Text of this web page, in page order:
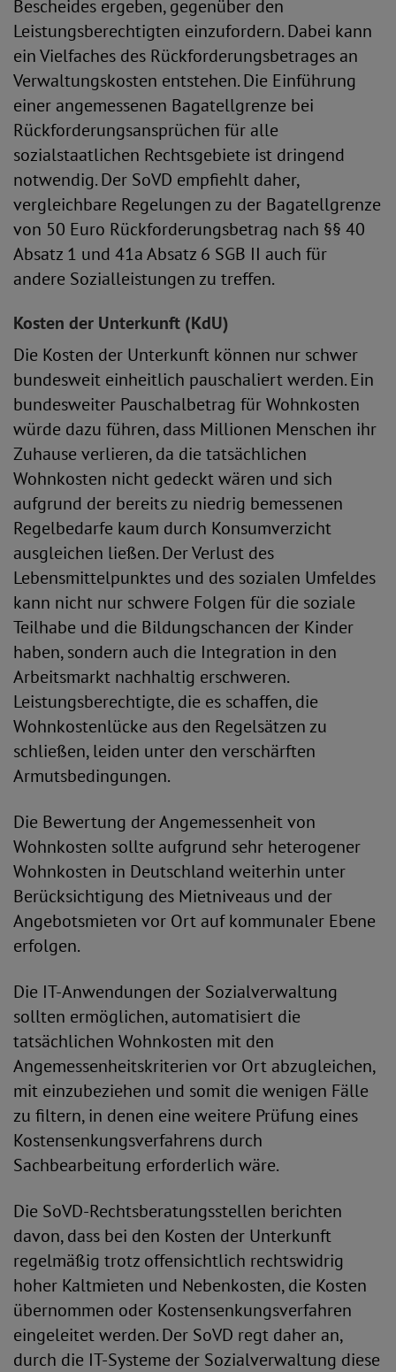
Bescheides ergeben, gegenüber den
Leistungsberechtigten einzufordern. Dabei kann
ein Vielfaches des Rückforderungsbetrages an
Verwaltungskosten entstehen. Die Einführung
einer angemessenen Bagatellgrenze bei
Rückforderungsansprüchen für alle
sozialstaatlichen Rechtsgebiete ist dringend
notwendig. Der SoVD empfiehlt daher,
vergleichbare Regelungen zu der Bagatellgrenze
von 50 Euro Rückforderungsbetrag nach §§ 40
Absatz 1 und 41a Absatz 6 SGB II auch für
andere Sozialleistungen zu treffen.
Kosten der Unterkunft (KdU)
Die Kosten der Unterkunft können nur schwer
bundesweit einheitlich pauschaliert werden. Ein
bundesweiter Pauschalbetrag für Wohnkosten
würde dazu führen, dass Millionen Menschen ihr
Zuhause verlieren, da die tatsächlichen
Wohnkosten nicht gedeckt wären und sich
aufgrund der bereits zu niedrig bemessenen
Regelbedarfe kaum durch Konsumverzicht
ausgleichen ließen. Der Verlust des
Lebensmittelpunktes und des sozialen Umfeldes
kann nicht nur schwere Folgen für die soziale
Teilhabe und die Bildungschancen der Kinder
haben, sondern auch die Integration in den
Arbeitsmarkt nachhaltig erschweren.
Leistungsberechtigte, die es schaffen, die
Wohnkostenlücke aus den Regelsätzen zu
schließen, leiden unter den verschärften
Armutsbedingungen.
Die Bewertung der Angemessenheit von
Wohnkosten sollte aufgrund sehr heterogener
Wohnkosten in Deutschland weiterhin unter
Berücksichtigung des Mietniveaus und der
Angebotsmieten vor Ort auf kommunaler Ebene
erfolgen.
Die IT-Anwendungen der Sozialverwaltung
sollten ermöglichen, automatisiert die
tatsächlichen Wohnkosten mit den
Angemessenheitskriterien vor Ort abzugleichen,
mit einzubeziehen und somit die wenigen Fälle
zu filtern, in denen eine weitere Prüfung eines
Kostensenkungsverfahrens durch
Sachbearbeitung erforderlich wäre.
Die SoVD-Rechtsberatungsstellen berichten
davon, dass bei den Kosten der Unterkunft
regelmäßig trotz offensichtlich rechtswidrig
hoher Kaltmieten und Nebenkosten, die Kosten
übernommen oder Kostensenkungsverfahren
eingeleitet werden. Der SoVD regt daher an,
durch die IT-Systeme der Sozialverwaltung diese